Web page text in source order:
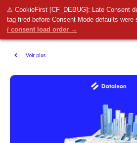
⚠ CookieFirst [CF_DEBUG]: Late Consent
tag fired before Consent Mode defaults were
/ consent load order →
Voir plus